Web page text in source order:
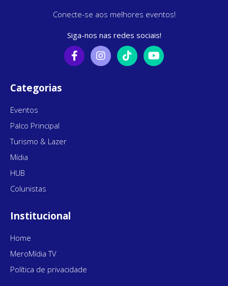
Conecte-se aos melhores eventos!
Siga-nos nas redes sociais!
Categorias
Eventos
Palco Principal
Turismo & Lazer
Mídia
HUB
Colunistas
Institucional
Home
MeroMídia TV
Política de privacidade